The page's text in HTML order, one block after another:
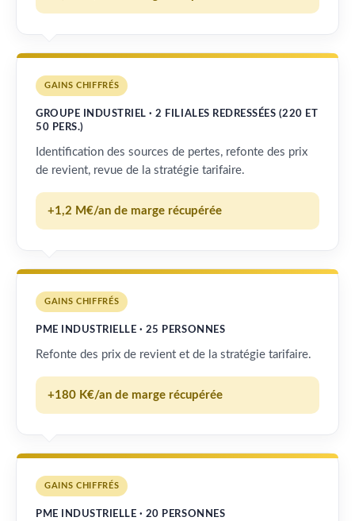
GAINS CHIFFRÉS
GROUPE INDUSTRIEL · 2 FILIALES REDRESSÉES (220 ET
50 PERS.)
Identification des sources de pertes, refonte des prix
de revient, revue de la stratégie tarifaire.
+1,2 M€/an de marge récupérée
GAINS CHIFFRÉS
PME INDUSTRIELLE · 25 PERSONNES
Refonte des prix de revient et de la stratégie tarifaire.
+180 K€/an de marge récupérée
GAINS CHIFFRÉS
PME INDUSTRIELLE · 20 PERSONNES